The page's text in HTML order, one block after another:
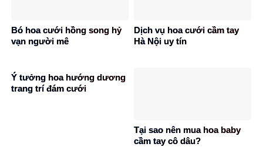
Bó hoa cưới hồng song hỷ
vạn người mê
Dịch vụ hoa cưới cầm tay
Hà Nội uy tín
Ý tưởng hoa hướng dương
trang trí đám cưới
Tại sao nên mua hoa baby
cầm tay cô dâu?